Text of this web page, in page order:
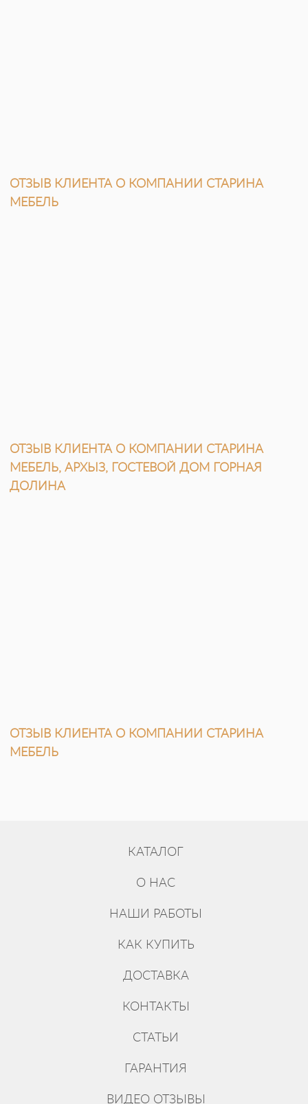
ОТЗЫВ КЛИЕНТА О КОМПАНИИ СТАРИНА
МЕБЕЛЬ
ОТЗЫВ КЛИЕНТА О КОМПАНИИ СТАРИНА
МЕБЕЛЬ, АРХЫЗ, ГОСТЕВОЙ ДОМ ГОРНАЯ
ДОЛИНА
ОТЗЫВ КЛИЕНТА О КОМПАНИИ СТАРИНА
МЕБЕЛЬ
КАТАЛОГ
О НАС
НАШИ РАБОТЫ
КАК КУПИТЬ
ДОСТАВКА
КОНТАКТЫ
СТАТЬИ
ГАРАНТИЯ
ВИДЕО ОТЗЫВЫ